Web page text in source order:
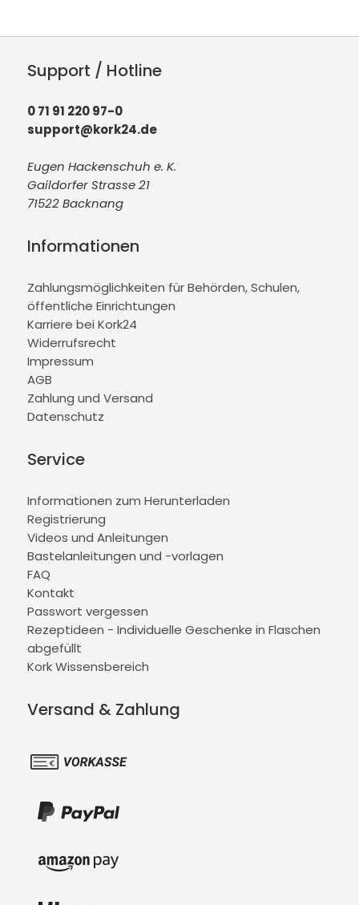
Support / Hotline
0 71 91 220 97-0
support@kork24.de
Eugen Hackenschuh e. K.
Gaildorfer Strasse 21
71522 Backnang
Informationen
Zahlungsmöglichkeiten für Behörden, Schulen,
öffentliche Einrichtungen
Karriere bei Kork24
Widerrufsrecht
Impressum
AGB
Zahlung und Versand
Datenschutz
Service
Informationen zum Herunterladen
Registrierung
Videos und Anleitungen
Bastelanleitungen und -vorlagen
FAQ
Kontakt
Passwort vergessen
Rezeptideen - Individuelle Geschenke in Flaschen
abgefüllt
Kork Wissensbereich
Versand & Zahlung